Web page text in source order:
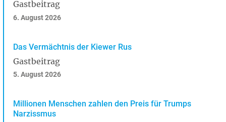
Gastbeitrag
6. August 2026
Das Vermächtnis der Kiewer Rus
Gastbeitrag
5. August 2026
Millionen Menschen zahlen den Preis für Trumps
Narzissmus